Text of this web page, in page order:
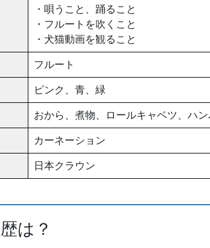
・唄うこと、踊ること
・フルートを吹くこと
・犬猫動画を観ること
フルート
ピンク、青、緑
おから、煮物、ロールキャベツ、ハ
カーネーション
日本クラウン
は？